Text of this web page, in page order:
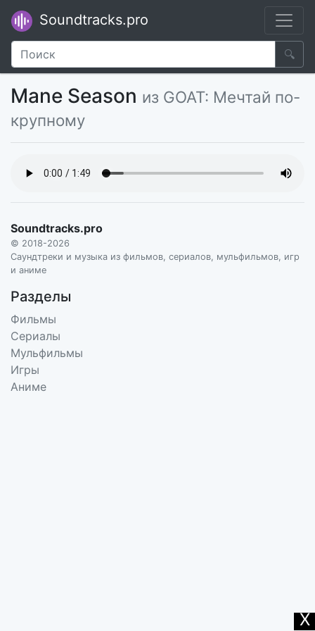
Soundtracks.pro
🔍
Mane Season из GOAT: Мечтай по-
крупному
Soundtracks.pro
© 2018-2026
Саундтреки и музыка из фильмов, сериалов, мульфильмов, игр
и аниме
Разделы
Фильмы
Сериалы
Мульфильмы
Игры
Аниме
X